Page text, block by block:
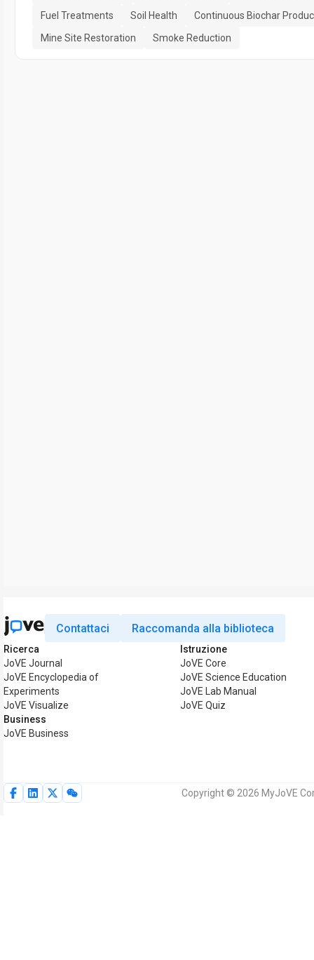
Fuel Treatments
Soil Health
Continuous Biochar
Mine Site Restoration
Smoke Reduction
Contattaci Raccomanda alla biblioteca
Ricerca
JoVE Journal
JoVE Encyclopedia of
Experiments
JoVE Visualize
Business
JoVE Business
Istruzione
JoVE Core
JoVE Science Education
JoVE Lab Manual
JoVE Quiz
Copyright © 2026 MyJoVE